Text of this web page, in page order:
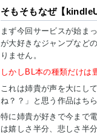
そもそもなぜ【
まず今回サービスが始ま
が大好きなジャンプなど
りません。
しかしBL本の種類だけは
これは姉貴が声を大にし
ね？？」と思う作品はち
特に姉貴が好きで今まで
は嬉しさ半分、悲しさ半